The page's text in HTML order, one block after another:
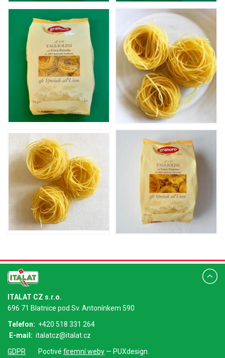
ITALAT CZ s.r.o.
696 71 Blatnice pod Sv. Antonínkem 590
Telefon: +420 518 331 264
E-mail: italatcz@italat.cz
GDPR
Poctivé firemní weby — PUXdesign.